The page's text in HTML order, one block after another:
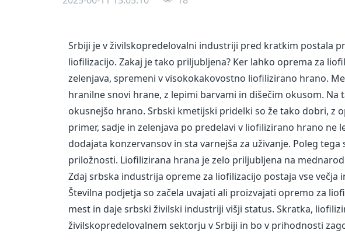
Srbiji je v živilskopredelovalni industriji pred kratkim postala
liofilizacijo. Zakaj je tako priljubljena? Ker lahko oprema za
zelenjava, spremeni v visokokakovostno liofilizirano hrano.
hranilne snovi hrane, z lepimi barvami in dišečim okusom.
okusnejšo hrano. Srbski kmetijski pridelki so že tako dobri, z
primer, sadje in zelenjava po predelavi v liofilizirano hrano
dodajata konzervansov in sta varnejša za uživanje. Poleg
priložnosti. Liofilizirana hrana je zelo priljubljena na
Zdaj srbska industrija opreme za liofilizacijo postaja vse
Številna podjetja so začela uvajati ali proizvajati opremo za
mest in daje srbski živilski industriji višji status. Skratka,
živilskopredelovalnem sektorju v Srbiji in bo v prihodnosti